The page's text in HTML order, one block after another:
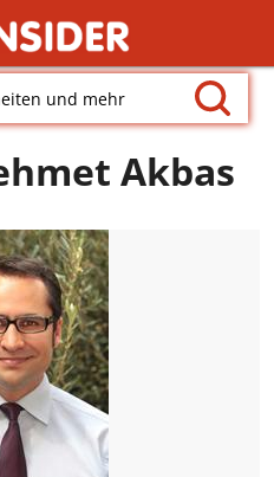
und mehr
Akbas